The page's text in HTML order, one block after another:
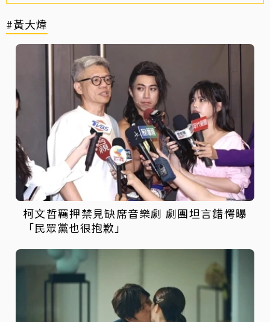
#黃大煒
柯文哲羈押禁見缺席音樂劇 劇團坦言錯愕曝
「民眾黨也很抱歉」